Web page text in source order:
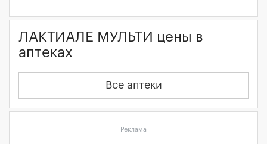
ЛАКТИАЛЕ МУЛЬТИ цены в
аптеках
Все аптеки
Реклама